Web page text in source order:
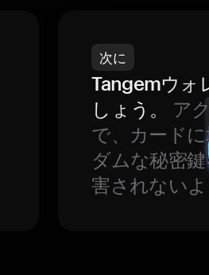
次に
Tangemウォ
しょう。
ア
で、カード
ダムな秘密
害されない